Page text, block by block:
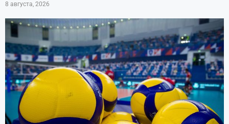
8 августа, 2026